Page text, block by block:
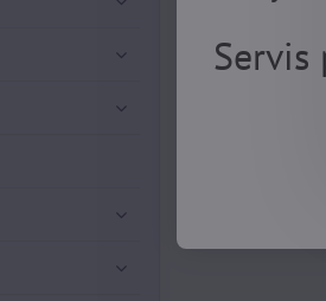
Servis